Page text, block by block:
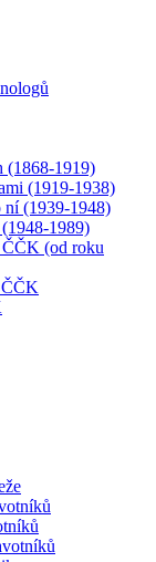
(1868-1919)
(1919-1938)
ní (1939-1948)
1989)
(od roku
ČČK